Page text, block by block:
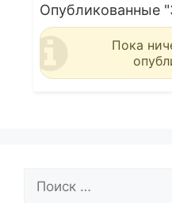
Опубликованные
Пока